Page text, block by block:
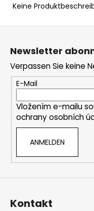
Keine
F
Newsletter
Verpassen Sie keine
E-Mail
Vložením e-mailu
ochrany osobních
ANMELDEN
Kontakt